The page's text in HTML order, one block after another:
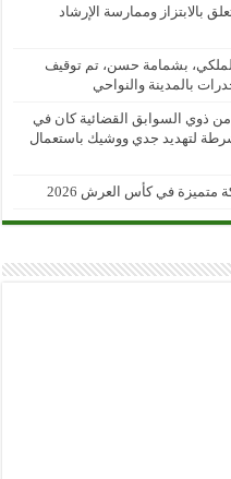
وممارسة الإرشاد
الملكي، بشمامة حسن، تم توقيف
بالمدينة والنواحي
ذوي السوابق القضائية كان في
لتهديد جدي ووشيك باستعمال
متميزة في كأس العرش 2026